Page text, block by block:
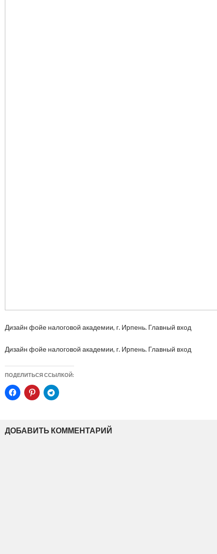
Дизайн фойе налоговой академии, г. Ирпень. Главный вход
Дизайн фойе налоговой академии, г. Ирпень. Главный вход
ПОДЕЛИТЬСЯ ССЫЛКОЙ:
ДОБАВИТЬ КОММЕНТАРИЙ